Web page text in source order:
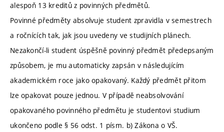
alespoň 13 kreditů z povinných předmětů.
Povinné předměty absolvuje student zpravidla v semestrech
a ročnících tak, jak jsou uvedeny ve studijních plánech.
Nezakončí-li student úspěšně povinný předmět předepsaným
způsobem, je mu automaticky zapsán v následujícím
akademickém roce jako opakovaný. Každý předmět přitom
lze opakovat pouze jednou. V případě neabsolvování
opakovaného povinného předmětu je studentovi studium
ukončeno podle § 56 odst. 1 písm. b) Zákona o VŠ.